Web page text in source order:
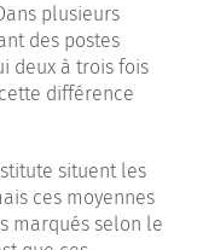
plusieurs
des postes
deux à trois fois
différence
situent les
ces moyennes
marqués selon le